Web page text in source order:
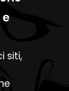
siti,